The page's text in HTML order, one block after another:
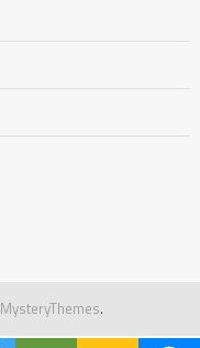
MysteryThemes.